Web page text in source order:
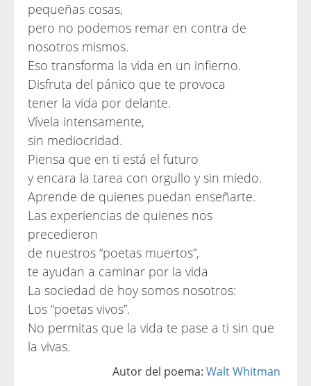
pequeñas cosas,
pero no podemos remar en contra de
nosotros mismos.
Eso transforma la vida en un infierno.
Disfruta del pánico que te provoca
tener la vida por delante.
Vívela intensamente,
sin mediocridad.
Piensa que en ti está el futuro
y encara la tarea con orgullo y sin miedo.
Aprende de quienes puedan enseñarte.
Las experiencias de quienes nos
precedieron
de nuestros “poetas muertos”,
te ayudan a caminar por la vida
La sociedad de hoy somos nosotros:
Los “poetas vivos”.
No permitas que la vida te pase a ti sin que
la vivas.
Autor del poema: Walt Whitman